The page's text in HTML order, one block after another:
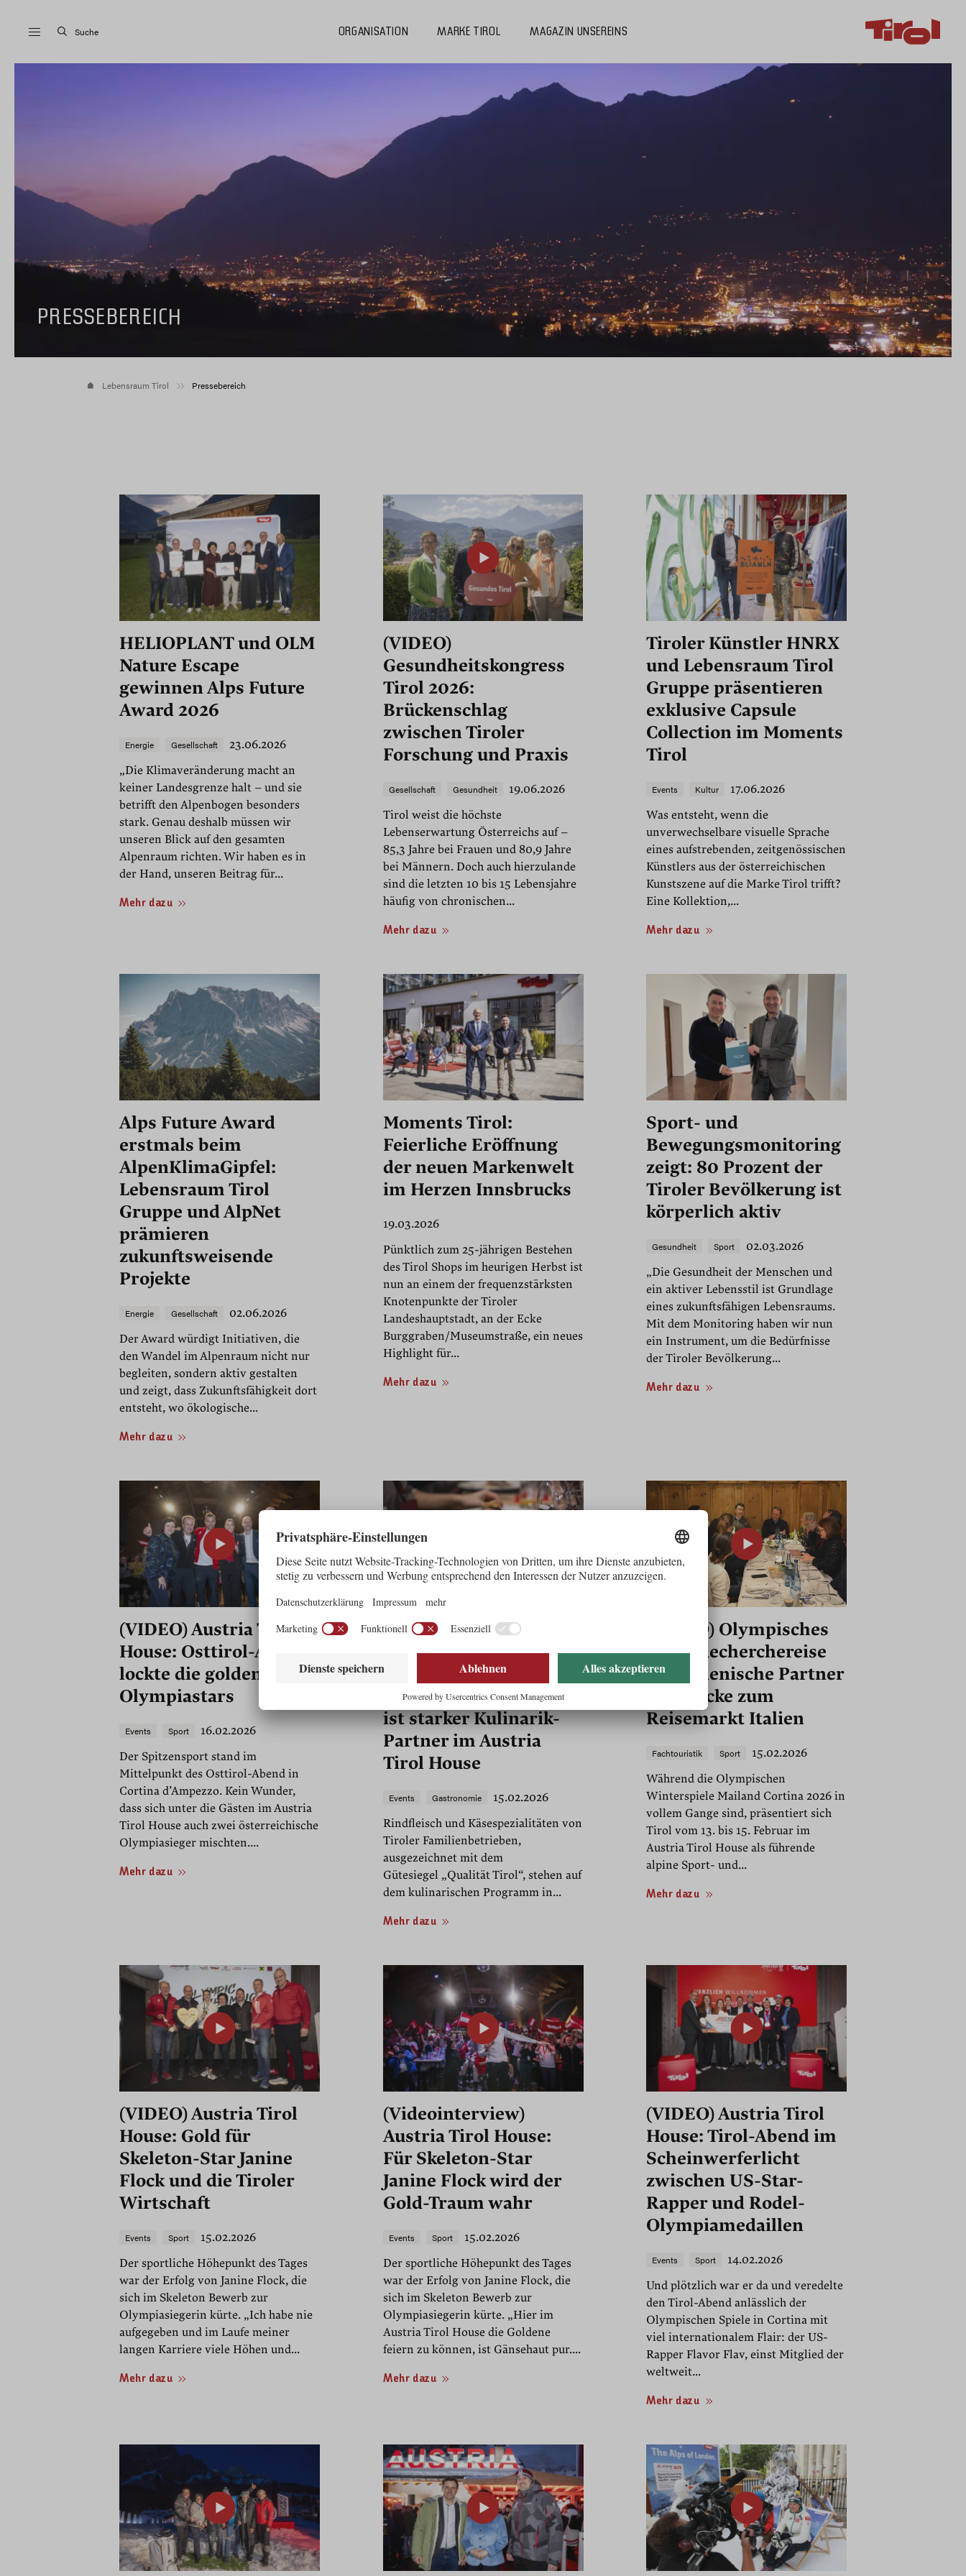
Suche ORGANISATION MARKE TIROL MAGAZIN UNSEREINS
PRESSEBEREICH
Lebensraum Tirol Pressebereich
HELIOPLANT und OLM
Nature Escape
gewinnen Alps Future
Award 2026
Energie Gesellschaft
23.06.2026
„Die Klimaveränderung macht an
keiner Landesgrenze halt – und sie
betrifft den Alpenbogen besonders
stark. Genau deshalb müssen wir
unseren Blick auf den gesamten
Alpenraum richten. Wir haben es in
der Hand, unseren Beitrag für...
Mehr dazu
(VIDEO)
Gesundheitskongress
Tirol 2026:
Brückenschlag
zwischen Tiroler
Forschung und Praxis
Gesellschaft Gesundheit
19.06.2026
Tirol weist die höchste
Lebenserwartung Österreichs auf –
85,3 Jahre bei Frauen und 80,9 Jahre
bei Männern. Doch auch hierzulande
sind die letzten 10 bis 15 Lebensjahre
häufig von chronischen...
Mehr dazu
Tiroler Künstler HNRX
und Lebensraum Tirol
Gruppe präsentieren
exklusive Capsule
Collection im Moments
Tirol
Events Kultur
17.06.2026
Was entsteht, wenn die
unverwechselbare visuelle Sprache
eines aufstrebenden, zeitgenössischen
Künstlers aus der österreichischen
Kunstszene auf die Marke Tirol trifft?
Eine Kollektion,...
Mehr dazu
Alps Future Award
erstmals beim
AlpenKlimaGipfel:
Lebensraum Tirol
Gruppe und AlpNet
prämieren
zukunftsweisende
Projekte
Energie Gesellschaft
02.06.2026
Der Award würdigt Initiativen, die
den Wandel im Alpenraum nicht nur
begleiten, sondern aktiv gestalten
und zeigt, dass Zukunftsfähigkeit dort
entsteht, wo ökologische...
Mehr dazu
Moments Tirol:
Feierliche Eröffnung
der neuen Markenwelt
im Herzen Innsbrucks
19.03.2026
Pünktlich zum 25-jährigen Bestehen
des Tirol Shops im heurigen Herbst ist
nun an einem der frequenzstärksten
Knotenpunkte der Tiroler
Landeshauptstadt, an der Ecke
Burggraben/Museumstraße, ein neues
Highlight für...
Mehr dazu
Sport- und
Bewegungsmonitoring
zeigt: 80 Prozent der
Tiroler Bevölkerung ist
körperlich aktiv
Gesundheit Sport
02.03.2026
„Die Gesundheit der Menschen und
ein aktiver Lebensstil ist Grundlage
eines zukunftsfähigen Lebensraums.
Mit dem Monitoring haben wir nun
ein Instrument, um die Bedürfnisse
der Tiroler Bevölkerung...
Mehr dazu
(VIDEO) Austria Tirol
House: Osttirol-Abend
lockte die goldenen
Olympiastars
Events Sport
16.02.2026
Der Spitzensport stand im
Mittelpunkt des Osttirol-Abend in
Cortina d’Ampezzo. Kein Wunder,
dass sich unter die Gästen im Austria
Tirol House auch zwei österreichische
Olympiasieger mischten....
Mehr dazu
(VIDEO) Tiroler
Genussmomente für
die olympische Welt:
Agrarmarketing Tirol
ist starker Kulinarik-
Partner im Austria
Tirol House
Events Gastronomie
15.02.2026
Rindfleisch und Käsespezialitäten von
Tiroler Familienbetrieben,
ausgezeichnet mit dem
Gütesiegel „Qualität Tirol“, stehen auf
dem kulinarischen Programm in...
Mehr dazu
(VIDEO) Olympisches
Tirol: Recherchereise
für italienische Partner
als Brücke zum
Reisemarkt Italien
Fachtouristik Sport
15.02.2026
Während die Olympischen
Winterspiele Mailand Cortina 2026 in
vollem Gange sind, präsentiert sich
Tirol vom 13. bis 15. Februar im
Austria Tirol House als führende
alpine Sport- und...
Mehr dazu
(VIDEO) Austria Tirol
House: Gold für
Skeleton-Star Janine
Flock und die Tiroler
Wirtschaft
Events Sport
15.02.2026
Der sportliche Höhepunkt des Tages
war der Erfolg von Janine Flock, die
sich im Skeleton Bewerb zur
Olympiasiegerin kürte. „Ich habe nie
aufgegeben und im Laufe meiner
langen Karriere viele Höhen und...
Mehr dazu
(Videointerview)
Austria Tirol House:
Für Skeleton-Star
Janine Flock wird der
Gold-Traum wahr
Events Sport
15.02.2026
Der sportliche Höhepunkt des Tages
war der Erfolg von Janine Flock, die
sich im Skeleton Bewerb zur
Olympiasiegerin kürte. „Hier im
Austria Tirol House die Goldene
feiern zu können, ist Gänsehaut pur....
Mehr dazu
(VIDEO) Austria Tirol
House: Tirol-Abend im
Scheinwerferlicht
zwischen US-Star-
Rapper und Rodel-
Olympiamedaillen
Events Sport
14.02.2026
Und plötzlich war er da und veredelte
den Tirol-Abend anlässlich der
Olympischen Spiele in Cortina mit
viel internationalem Flair: der US-
Rapper Flavor Flav, einst Mitglied der
weltweit...
Mehr dazu